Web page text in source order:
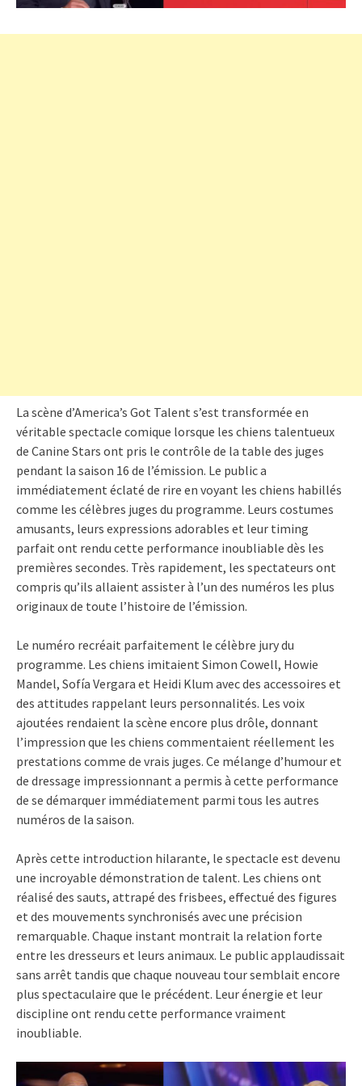
La scène d’America’s Got Talent s’est transformée en
véritable spectacle comique lorsque les chiens talentueux
de Canine Stars ont pris le contrôle de la table des juges
pendant la saison 16 de l’émission. Le public a
immédiatement éclaté de rire en voyant les chiens habillés
comme les célèbres juges du programme. Leurs costumes
amusants, leurs expressions adorables et leur timing
parfait ont rendu cette performance inoubliable dès les
premières secondes. Très rapidement, les spectateurs ont
compris qu’ils allaient assister à l’un des numéros les plus
originaux de toute l’histoire de l’émission.
Le numéro recréait parfaitement le célèbre jury du
programme. Les chiens imitaient Simon Cowell, Howie
Mandel, Sofía Vergara et Heidi Klum avec des accessoires et
des attitudes rappelant leurs personnalités. Les voix
ajoutées rendaient la scène encore plus drôle, donnant
l’impression que les chiens commentaient réellement les
prestations comme de vrais juges. Ce mélange d’humour et
de dressage impressionnant a permis à cette performance
de se démarquer immédiatement parmi tous les autres
numéros de la saison.
Après cette introduction hilarante, le spectacle est devenu
une incroyable démonstration de talent. Les chiens ont
réalisé des sauts, attrapé des frisbees, effectué des figures
et des mouvements synchronisés avec une précision
remarquable. Chaque instant montrait la relation forte
entre les dresseurs et leurs animaux. Le public applaudissait
sans arrêt tandis que chaque nouveau tour semblait encore
plus spectaculaire que le précédent. Leur énergie et leur
discipline ont rendu cette performance vraiment
inoubliable.